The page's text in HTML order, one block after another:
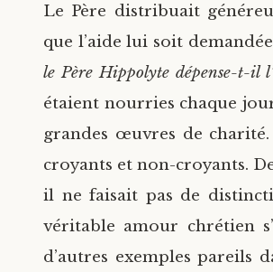
Le Père distribuait
que l’aide lui soit
le Père Hippolyte dépense-t-il
étaient nourries chaque
grandes œuvres de
croyants et non-croyants.
il ne faisait pas de
véritable amour chrétien
d’autres exemples pareils